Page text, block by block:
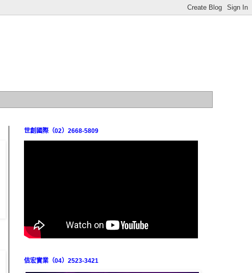
世創國際（02）2668-5809
佶宏實業（04）2523-3421